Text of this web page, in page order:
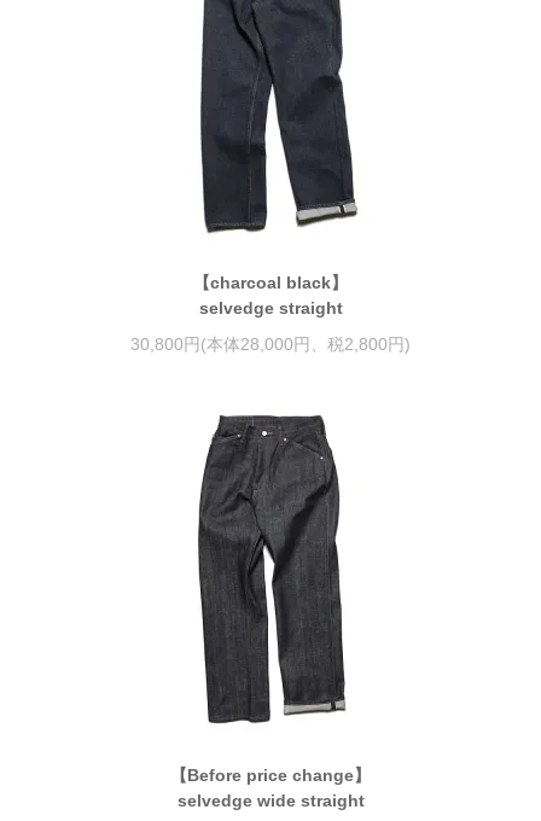
【charcoal black】
selvedge straight
30,800円(本体28,000円、税2,800円)
【Before price change】
selvedge wide straight